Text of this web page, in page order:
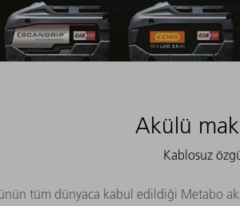
Akülü
Kablosuz
tüm dünyaca kabul edildiği Metabo